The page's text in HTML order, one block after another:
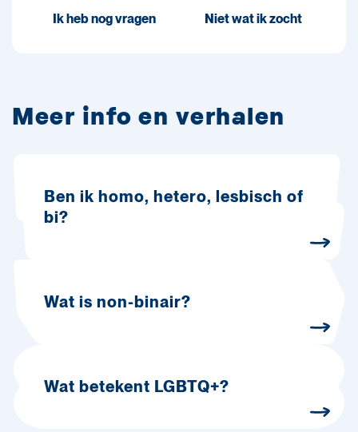
Ik heb nog vragen Niet wat ik zocht
Meer info en verhalen
Ben ik homo, hetero, lesbisch of
bi?
Wat is non-binair?
Wat betekent LGBTQ+?